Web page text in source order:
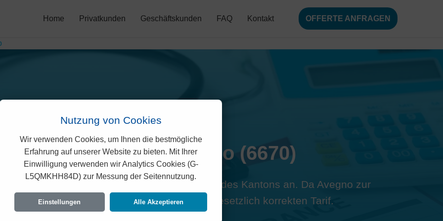
Home Privatkunden Geschäftskunden FAQ Kontakt OFFERTE ANFRAGEN
Prämien in Avegno (6670)
zeigen oft den günstigsten Preis des Kantons an. Da Avegno zur
berechnen wir Ihnen hier den exakten und gesetzlich korrekten Tarif.
Nutzung von Cookies
Wir verwenden Cookies, um Ihnen die bestmögliche
Erfahrung auf unserer Website zu bieten. Mit Ihrer
Einwilligung verwenden wir Analytics Cookies (G-
L5QMKHH84D) zur Messung der Seitennutzung.
Einstellungen Alle Akzeptieren